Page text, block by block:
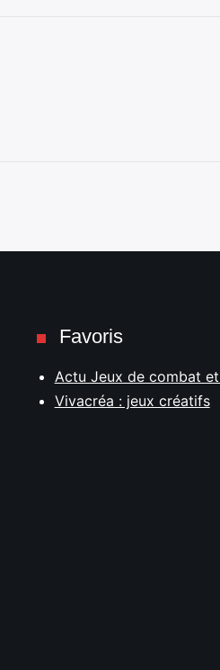
Favoris
Actu Jeux de combat
Vivacréa : jeux créatifs